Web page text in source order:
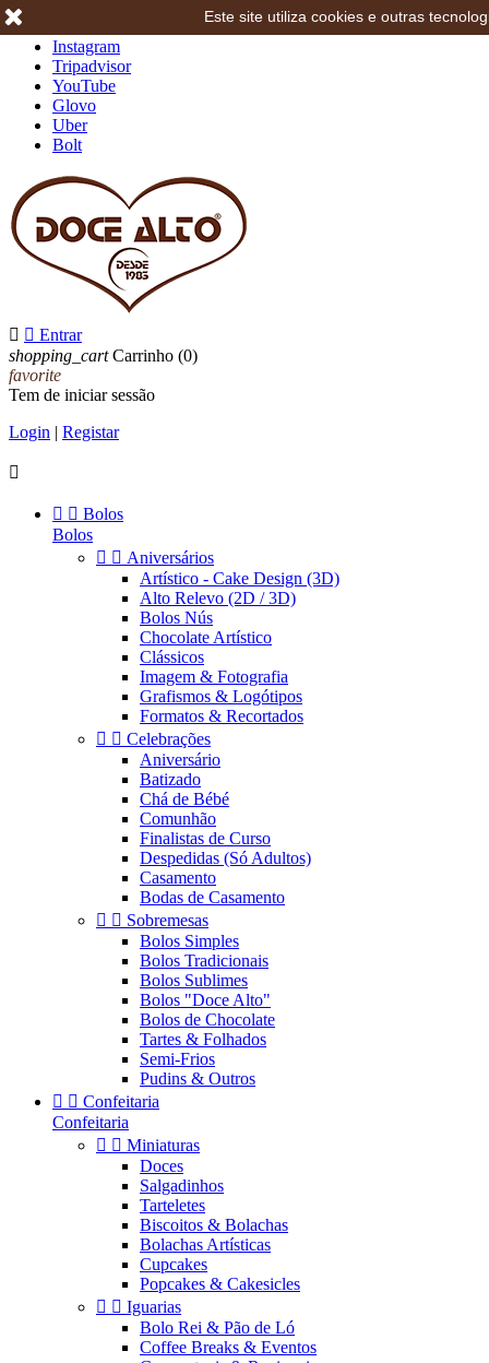
Instagram
Tripadvisor
YouTube
Glovo
Uber
Bolt
  Entrar
shopping_cart Carrinho (0)
favorite
Tem de iniciar sessão
Login | Registar

  Bolos
Bolos
  Aniversários
Artístico - Cake Design (3D)
Alto Relevo (2D / 3D)
Bolos Nús
Chocolate Artístico
Clássicos
Imagem & Fotografia
Grafismos & Logótipos
Formatos & Recortados
  Celebrações
Aniversário
Batizado
Chá de Bébé
Comunhão
Finalistas de Curso
Despedidas (Só Adultos)
Casamento
Bodas de Casamento
  Sobremesas
Bolos Simples
Bolos Tradicionais
Bolos Sublimes
Bolos "Doce Alto"
Bolos de Chocolate
Tartes & Folhados
Semi-Frios
Pudins & Outros
  Confeitaria
Confeitaria
  Miniaturas
Doces
Salgadinhos
Tarteletes
Biscoitos & Bolachas
Bolachas Artísticas
Cupcakes
Popcakes & Cakesicles
  Iguarias
Bolo Rei & Pão de Ló
Coffee Breaks & Eventos
Este site utiliza cookies e outras